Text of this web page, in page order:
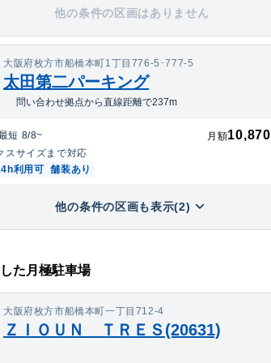
他の条件の区画はありません
大阪府枚方市船橋本町1丁目776-5･777-5
太田第二パーキング
問い合わせ拠点から直線距離で237m
短 8/8~ 月額10,870
スサイズまで対応
利用可 舗装あり
他の条件の区画も表示(2)
た月極駐車場
大阪府枚方市船橋本町一丁目712-4
ＺＩＯＵＮ ＴＲＥＳ(20631)